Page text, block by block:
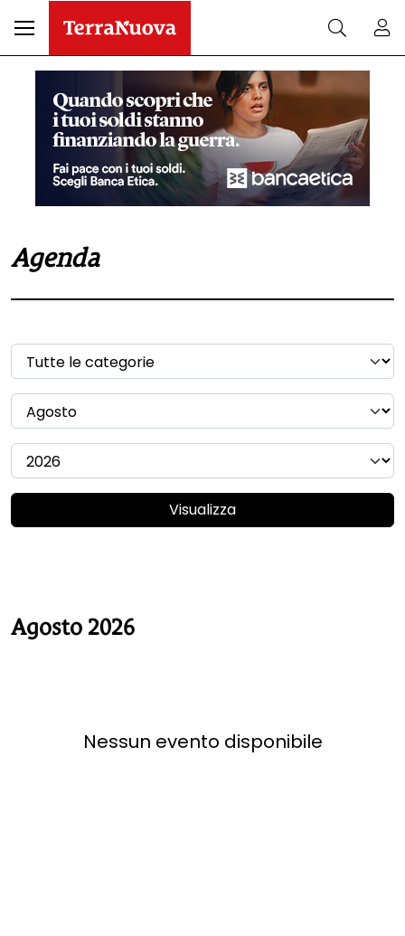
Agenda
Visualizza
Agosto 2026
Nessun evento disponibile